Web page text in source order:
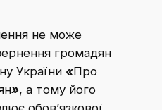
не може
громадян
України «Про
», а тому його